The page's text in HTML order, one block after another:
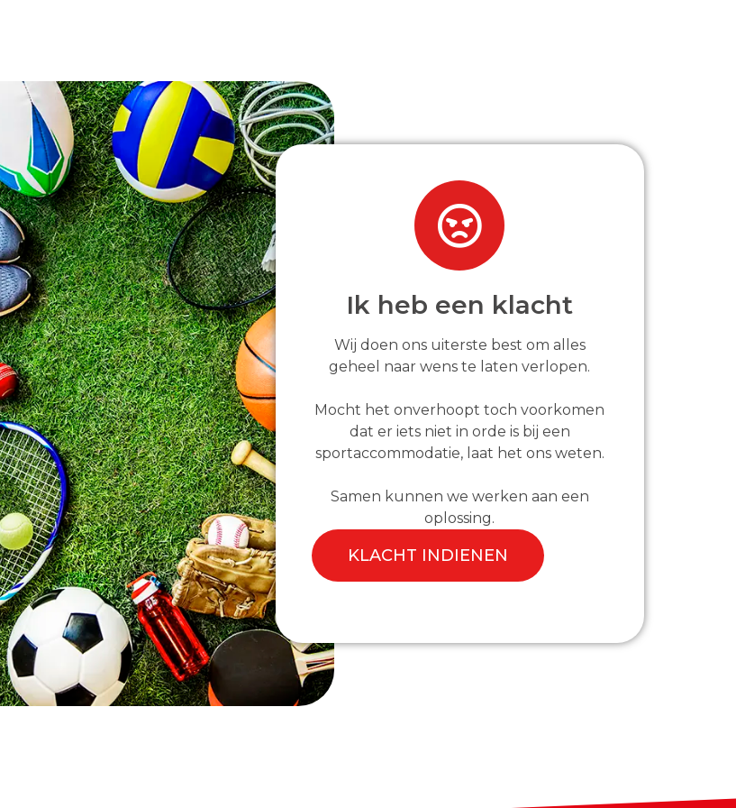
Ik heb een klacht
Wij doen ons uiterste best om alles
geheel naar wens te laten verlopen.
Mocht het onverhoopt toch voorkomen
dat er iets niet in orde is bij een
sportaccommodatie, laat het ons weten.
Samen kunnen we werken aan een
oplossing.
KLACHT INDIENEN